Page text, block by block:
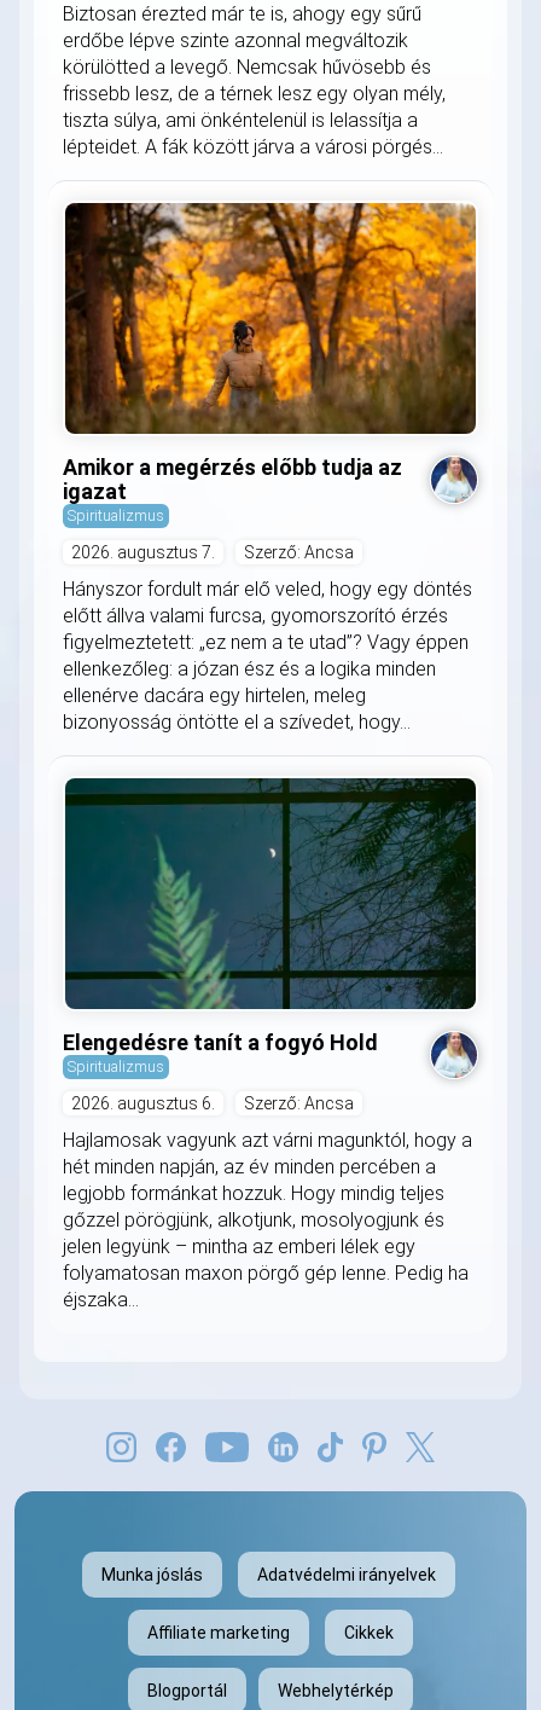
Biztosan érezted már te is, ahogy egy sűrű
erdőbe lépve szinte azonnal megváltozik
körülötted a levegő. Nemcsak hűvösebb és
frissebb lesz, de a térnek lesz egy olyan mély,
tiszta súlya, ami önkéntelenül is lelassítja a
lépteidet. A fák között járva a városi pörgés...
Amikor a megérzés előbb tudja az
igazat
Spiritualizmus
2026. augusztus 7. Szerző: Ancsa
Hányszor fordult már elő veled, hogy egy döntés
előtt állva valami furcsa, gyomorszorító érzés
figyelmeztetett: „ez nem a te utad”? Vagy éppen
ellenkezőleg: a józan ész és a logika minden
ellenérve dacára egy hirtelen, meleg
bizonyosság öntötte el a szívedet, hogy...
Elengedésre tanít a fogyó Hold
Spiritualizmus
2026. augusztus 6. Szerző: Ancsa
Hajlamosak vagyunk azt várni magunktól, hogy a
hét minden napján, az év minden percében a
legjobb formánkat hozzuk. Hogy mindig teljes
gőzzel pörögjünk, alkotjunk, mosolyogjunk és
jelen legyünk – mintha az emberi lélek egy
folyamatosan maxon pörgő gép lenne. Pedig ha
éjszaka...
Munka jóslás Adatvédelmi irányelvek
Affiliate marketing Cikkek
Blogportál Webhelytérkép